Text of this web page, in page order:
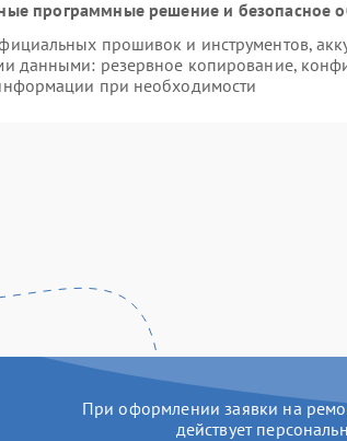
программные решение и безопасное
прошивок и инструментов,
данными: резервное копирование,
при необходимости
При оформлении заявки на
действует